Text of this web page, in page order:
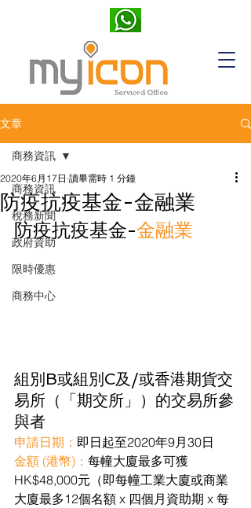
文章
商務資訊
稅務新聞
政府資助
限時優惠
商務中心
商務資訊
防疫抗疫基金-金融業
2020年6月17日 讀畢需時 1 分鐘
防疫抗疫基金-金融業
組別B或組別C及/或香港期貨交
易所（「期交所」）的交易所參
與者
申請日期： 即日起至2020年9月30日
金額 (港幣)： 每幢大廈最多可獲
HK$48,000元（即每幢工業大廈或商業
大廈最多12個名額 x 四個月資助期 x 每